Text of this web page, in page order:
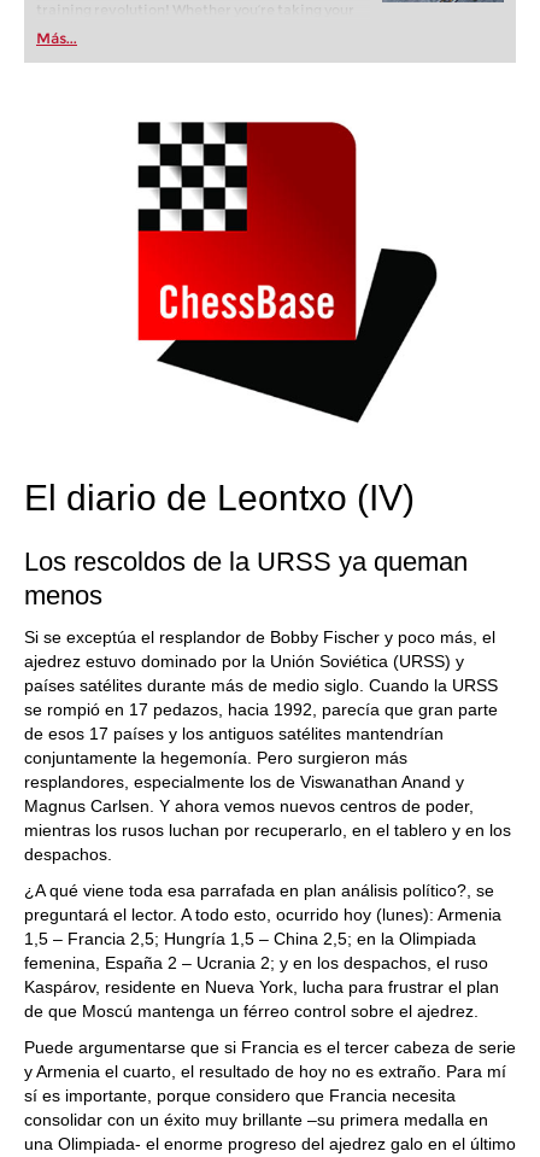
training revolution! Whether you’re taking your
first steps into the world of club chess, or already
playing at a tournament level: with FRITZ, you can
train more efficiently, intelligently and with a
Más...
El diario de Leontxo (IV)
Los rescoldos de la URSS ya queman
menos
Si se exceptúa el resplandor de Bobby Fischer y poco más, el
ajedrez estuvo dominado por la Unión Soviética (URSS) y
países satélites durante más de medio siglo. Cuando la URSS
se rompió en 17 pedazos, hacia 1992, parecía que gran parte
de esos 17 países y los antiguos satélites mantendrían
conjuntamente la hegemonía. Pero surgieron más
resplandores, especialmente los de Viswanathan Anand y
Magnus Carlsen. Y ahora vemos nuevos centros de poder,
mientras los rusos luchan por recuperarlo, en el tablero y en los
despachos.
¿A qué viene toda esa parrafada en plan análisis político?, se
preguntará el lector. A todo esto, ocurrido hoy (lunes): Armenia
1,5 – Francia 2,5; Hungría 1,5 – China 2,5; en la Olimpiada
femenina, España 2 – Ucrania 2; y en los despachos, el ruso
Kaspárov, residente en Nueva York, lucha para frustrar el plan
de que Moscú mantenga un férreo control sobre el ajedrez.
Puede argumentarse que si Francia es el tercer cabeza de serie
y Armenia el cuarto, el resultado de hoy no es extraño. Para mí
sí es importante, porque considero que Francia necesita
consolidar con un éxito muy brillante –su primera medalla en
una Olimpiada- el enorme progreso del ajedrez galo en el último